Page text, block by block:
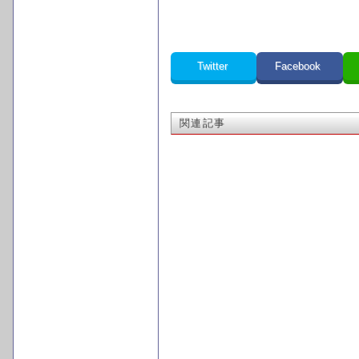
Twitter Facebook
関連記事